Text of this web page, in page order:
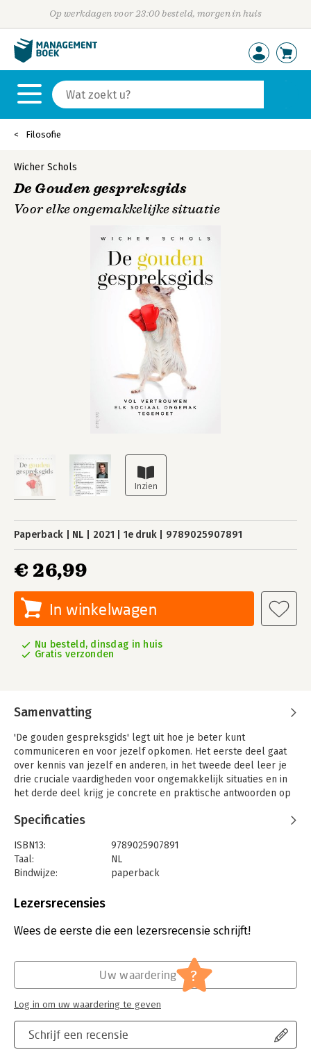
Op werkdagen voor 23:00 besteld, morgen in huis
Filosofie
Wicher Schols
De Gouden gespreksgids
Voor elke ongemakkelijke situatie
Paperback NL 2021 1e druk 9789025907891
€ 26,99
In winkelwagen
Nu besteld, dinsdag in huis
Gratis verzonden
Samenvatting
'De gouden gespreksgids' legt uit hoe je beter kunt
communiceren en voor jezelf opkomen. Het eerste deel gaat
over kennis van jezelf en anderen, in het tweede deel leer je
drie cruciale vaardigheden voor ongemakkelijk situaties en in
het derde deel krijg je concrete en praktische antwoorden op
Hoe start je een gesprek met onbekenden?
Wat doe je met de brutale en dominante types van deze
wereld?
Hoe geef je feedback zonder anderen te kwetsen?
Hoe voer je lastige gesprekken op je werk?
familie te voeren?
Met deze gids kun je elke ongemakkelijke situatie aan en sta je
Specificaties
ISBN13:
9789025907891
Taal:
NL
Bindwijze:
paperback
Uitgever:
Verschijningsdatum:
26-5-2021
Lezersrecensies
Wees de eerste die een lezersrecensie schrijft!
Schrijf een recensie
Uw waardering ?
Log in om uw waardering te geven